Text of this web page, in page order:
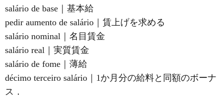
salário de base｜基本給
pedir aumento de salário｜賃上げを求める
salário nominal｜名目賃金
salário real｜実質賃金
salário de fome｜薄給
décimo terceiro salário｜1か月分の給料と同額のボーナ
ス．